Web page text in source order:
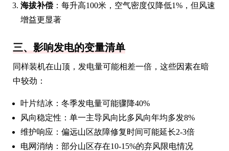
海拔补偿 ：每升高100米，空气密度仅降低1%，但风速
增益更显著
三、影响发电的变量清单
同样装机在山顶，发电量可能相差一倍，这些因素在暗
中较劲：
叶片结冰：冬季发电量可能骤降40%
风向稳定性：单一主导风向比多风向年均多发8%
维护响应：偏远山区故障修复时间可能延长2-3倍
电网消纳：部分山区存在10-15%的弃风限电情况